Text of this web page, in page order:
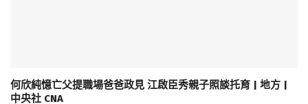
何欣純憶亡父提職場爸爸政見 江啟臣秀親子照談托育 | 地方 |
中央社 CNA